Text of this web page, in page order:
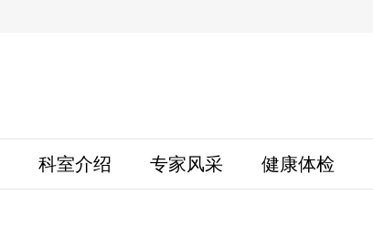
科室介绍 专家风采 健康体检